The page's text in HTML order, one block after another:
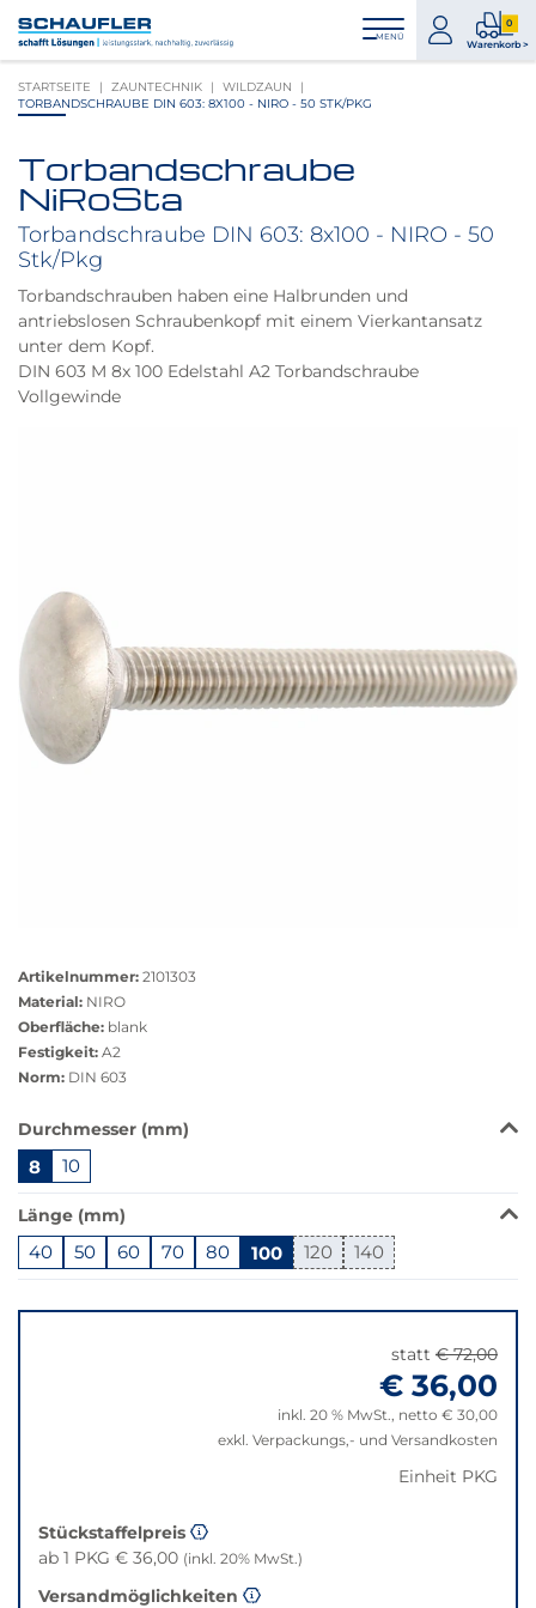
Inhalt
Hauptnavigation
Footernavigation
Logo
Schaufler
verlinkt
zur
MENÜ
zum
Konto
0
Warenkorb >
0
STARTSEITE ZAUNTECHNIK
WILDZAUN
TORBANDSCHRAUBE DIN 603: 8X100 - NIRO - 50 STK/PKG
Produktbilder
überspringen
Torbandschraube
NiRoSta
Torbandschraube DIN 603: 8x100 - NIRO - 50
Stk/Pkg
Torbandschrauben haben eine Halbrunden und
antriebslosen Schraubenkopf mit einem Vierkantansatz
unter dem Kopf.
DIN 603 M 8x 100 Edelstahl A2 Torbandschraube
Vollgewinde
anzeigen
Artikelnummer: 2101303
Material: NIRO
Oberfläche: blank
Festigkeit: A2
Norm: DIN 603
Das
ist
in
dieser
Variante
nicht
Bei
Alternative
der
gewünschten
Durchmesser (mm)
8 10
Länge (mm)
40 50 60 70 80 100 120 140
zu
statt € 72,00
€ 36,00
inkl. 20 % MwSt., netto € 30,00
exkl. Verpackungs,- und Versandkosten
Einheit PKG
Stückstaffelpreis
ab 1 PKG € 36,00 (inkl. 20% MwSt.)
Versandmöglichkeiten